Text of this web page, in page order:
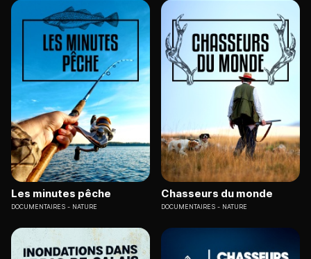
Les minutes pêche
DOCUMENTAIRES NATURE
Chasseurs du monde
DOCUMENTAIRES NATURE